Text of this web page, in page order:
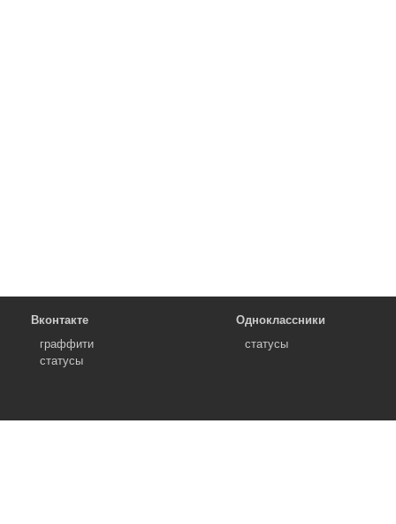
Вконтакте
граффити
статусы
Одноклассники
статусы